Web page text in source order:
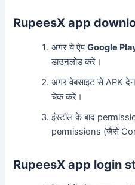
RupeesX app
अगर ये ऐपGoogle
डाउनलोड करें।
अगर वेबसाइट से APK
चेक करें।
इंस्टॉल के बाद
permissions (जैसे
RupeesX app login